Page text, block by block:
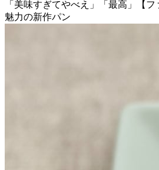
「美味すぎてやべえ」「最高」【
魅力の新作パン